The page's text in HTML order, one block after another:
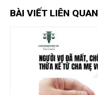
BÀI VIẾT LIÊN QUAN